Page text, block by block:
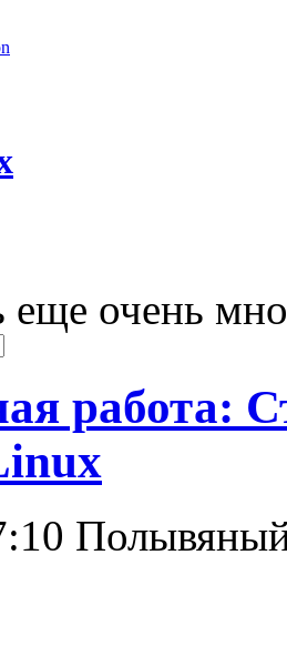
очень
работа: